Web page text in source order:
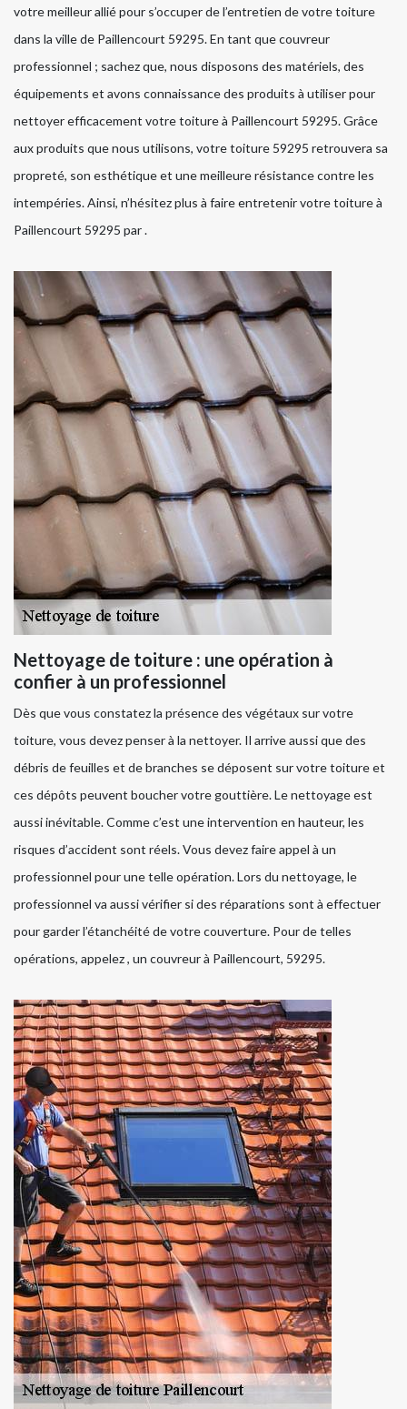
votre meilleur allié pour s’occuper de l’entretien de votre toiture
dans la ville de Paillencourt 59295. En tant que couvreur
professionnel ; sachez que, nous disposons des matériels, des
équipements et avons connaissance des produits à utiliser pour
nettoyer efficacement votre toiture à Paillencourt 59295. Grâce
aux produits que nous utilisons, votre toiture 59295 retrouvera sa
propreté, son esthétique et une meilleure résistance contre les
intempéries. Ainsi, n’hésitez plus à faire entretenir votre toiture à
Paillencourt 59295 par .
Nettoyage de toiture : une opération à
confier à un professionnel
Dès que vous constatez la présence des végétaux sur votre
toiture, vous devez penser à la nettoyer. Il arrive aussi que des
débris de feuilles et de branches se déposent sur votre toiture et
ces dépôts peuvent boucher votre gouttière. Le nettoyage est
aussi inévitable. Comme c’est une intervention en hauteur, les
risques d’accident sont réels. Vous devez faire appel à un
professionnel pour une telle opération. Lors du nettoyage, le
professionnel va aussi vérifier si des réparations sont à effectuer
pour garder l’étanchéité de votre couverture. Pour de telles
opérations, appelez , un couvreur à Paillencourt, 59295.